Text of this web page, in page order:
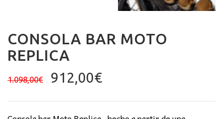
CONSOLA BAR MOTO
REPLICA
1.098,00€
El
original
912,00€El
actual